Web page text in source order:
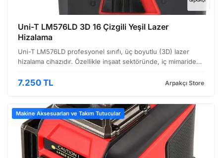
Uni-T LM576LD 3D 16 Çizgili Yeşil Lazer
Hizalama
Uni-T LM576LD profesyonel sınıfı, üç boyutlu (3D) lazer
hizalama cihazıdır. Özellikle inşaat sektöründe, iç mimaride
kolaylaştırmak için tasarlanmıştır. Cihazı…
7.250 TL Arpakçı Store
Makine Aksesuarları ve Takım Tutucular